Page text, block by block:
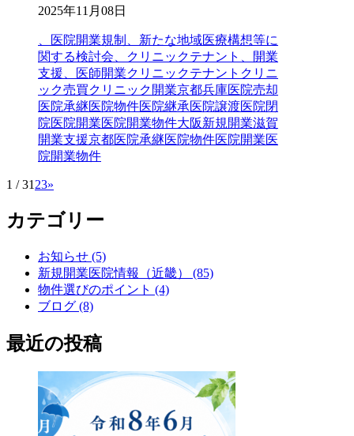
2025年11月08日
、医院開業規制、新たな地域医療構想等に
関する検討会、クリニックテナント、開業
支援、医師開業クリニックテナントクリニ
ック売買クリニック開業京都兵庫医院売却
医院承継医院物件医院継承医院譲渡医院閉
院医院開業医院開業物件大阪新規開業滋賀
開業支援京都医院承継医院物件医院開業医
院開業物件
1 / 31 23»
カテゴリー
お知らせ (5)
新規開業医院情報（近畿） (85)
物件選びのポイント (4)
ブログ (8)
最近の投稿